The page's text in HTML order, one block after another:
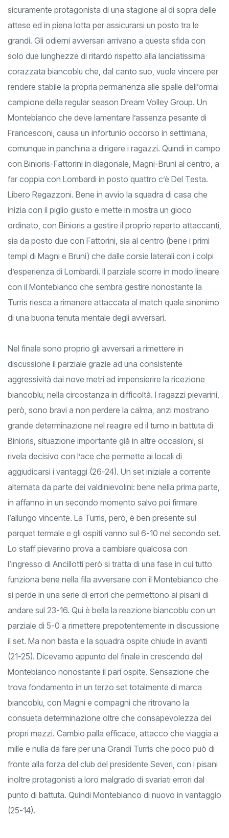
sicuramente protagonista di una stagione al di sopra delle
attese ed in piena lotta per assicurarsi un posto tra le
grandi. Gli odierni avversari arrivano a questa sfida con
solo due lunghezze di ritardo rispetto alla lanciatissima
corazzata biancoblu che, dal canto suo, vuole vincere per
rendere stabile la propria permanenza alle spalle dell’ormai
campione della regular season Dream Volley Group. Un
Montebianco che deve lamentare l’assenza pesante di
Francesconi, causa un infortunio occorso in settimana,
comunque in panchina a dirigere i ragazzi. Quindi in campo
con Binioris-Fattorini in diagonale, Magni-Bruni al centro, a
far coppia con Lombardi in posto quattro c’è Del Testa.
Libero Regazzoni. Bene in avvio la squadra di casa che
inizia con il piglio giusto e mette in mostra un gioco
ordinato, con Binioris a gestire il proprio reparto attaccanti,
sia da posto due con Fattorini, sia al centro (bene i primi
tempi di Magni e Bruni) che dalle corsie laterali con i colpi
d’esperienza di Lombardi. Il parziale scorre in modo lineare
con il Montebianco che sembra gestire nonostante la
Turris riesca a rimanere attaccata al match quale sinonimo
di una buona tenuta mentale degli avversari.
Nel finale sono proprio gli avversari a rimettere in
discussione il parziale grazie ad una consistente
aggressività dai nove metri ad impensierire la ricezione
biancoblu, nella circostanza in difficoltà. I ragazzi pievarini,
però, sono bravi a non perdere la calma, anzi mostrano
grande determinazione nel reagire ed il turno in battuta di
Binioris, situazione importante già in altre occasioni, si
rivela decisivo con l’ace che permette ai locali di
aggiudicarsi i vantaggi (26-24). Un set iniziale a corrente
alternata da parte dei valdinievolini: bene nella prima parte,
in affanno in un secondo momento salvo poi firmare
l’allungo vincente. La Turris, però, è ben presente sul
parquet termale e gli ospiti vanno sul 6-10 nel secondo set.
Lo staff pievarino prova a cambiare qualcosa con
l’ingresso di Ancillotti però si tratta di una fase in cui tutto
funziona bene nella fila avversarie con il Montebianco che
si perde in una serie di errori che permettono ai pisani di
andare sul 23-16. Qui è bella la reazione biancoblu con un
parziale di 5-0 a rimettere prepotentemente in discussione
il set. Ma non basta e la squadra ospite chiude in avanti
(21-25). Dicevamo appunto del finale in crescendo del
Montebianco nonostante il pari ospite. Sensazione che
trova fondamento in un terzo set totalmente di marca
biancoblu, con Magni e compagni che ritrovano la
consueta determinazione oltre che consapevolezza dei
propri mezzi. Cambio palla efficace, attacco che viaggia a
mille e nulla da fare per una Grandi Turris che poco può di
fronte alla forza del club del presidente Severi, con i pisani
inoltre protagonisti a loro malgrado di svariati errori dal
punto di battuta. Quindi Montebianco di nuovo in vantaggio
(25-14).